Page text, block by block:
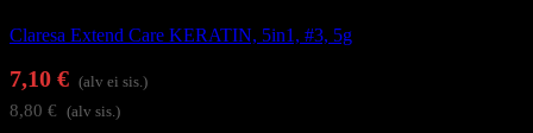
Claresa Extend Care KERATIN, 5in1, #3, 5g
7,10 € (alv ei sis.)
8,80 € (alv sis.)